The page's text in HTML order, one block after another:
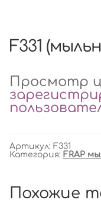
F331
Просмотр
Артикул: F331
Категория: FRAP
Похожие